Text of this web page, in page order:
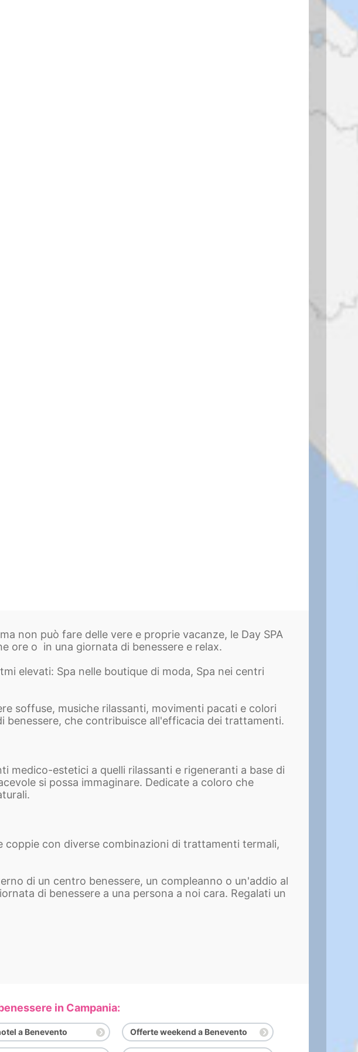
non può fare delle vere e proprie vacanze, le Day SPA
ore o in una giornata di benessere e relax.
elevati: Spa nelle boutique di moda, Spa nei centri
soffuse, musiche rilassanti, movimenti pacati e colori
che contribuisce all'efficacia dei trattamenti.
medico-estetici a quelli rilassanti e rigeneranti a base di
si possa immaginare. Dedicate a coloro che
con diverse combinazioni di trattamenti termali,
di un centro benessere, un compleanno o un'addio al
di benessere a una persona a noi cara. Regalati un
in Campania:
a Benevento Offerte weekend a Benevento